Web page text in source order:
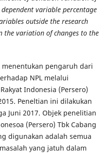
variable percentage
outside the research
the variation of changes to the
pengaruh dari
NPL melalui
Indonesia (Persero)
Peneltian ini dilakukan
Juni 2017. Objek penelitian
(Persero) Tbk Cabang
digunakan adalah semua
yang jatuh dalam